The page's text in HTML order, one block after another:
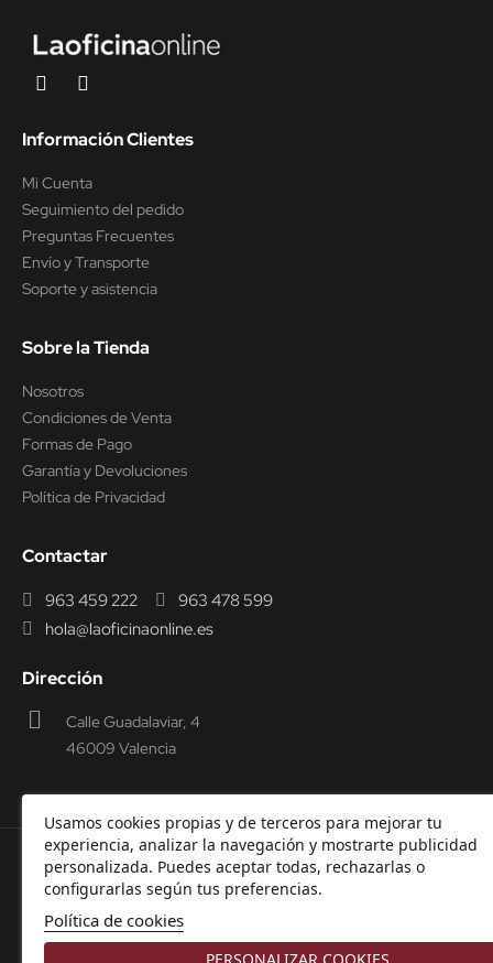
Usamos cookies propias y de terceros para mejorar tu
experiencia, analizar la navegación y mostrarte publicidad
personalizada. Puedes aceptar todas, rechazarlas o
configurarlas según tus preferencias.
Política de cookies
PERSONALIZAR COOKIES
Información Clientes
Mi Cuenta
Seguimiento del pedido
Preguntas Frecuentes
Envío y Transporte
Soporte y asistencia
Sobre la Tienda
Nosotros
Condiciones de Venta
Formas de Pago
Garantía y Devoluciones
Política de Privacidad
Contactar
963 459 222
963 478 599
hola@laoficinaonline.es
Dirección
Calle Guadalaviar, 4
46009 Valencia
© 2000-2026 Laoficinaonline.SIDEOFFICE, S.L. CIF
B98914336 -
Aviso Legal -
Privacidad